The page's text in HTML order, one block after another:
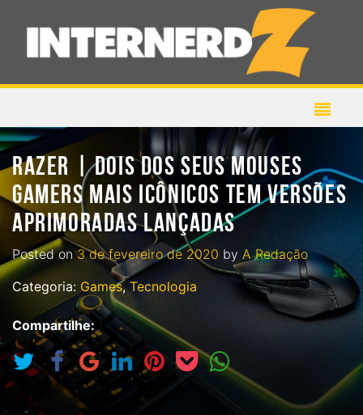
RAZER | DOIS DOS SEUS MOUSES
GAMERS MAIS ICÔNICOS TEM VERSÕES
APRIMORADAS LANÇADAS
Posted on3 de fevereiro de 2020 by A Redação
Categoria: Games,Tecnologia
Compartilhe: